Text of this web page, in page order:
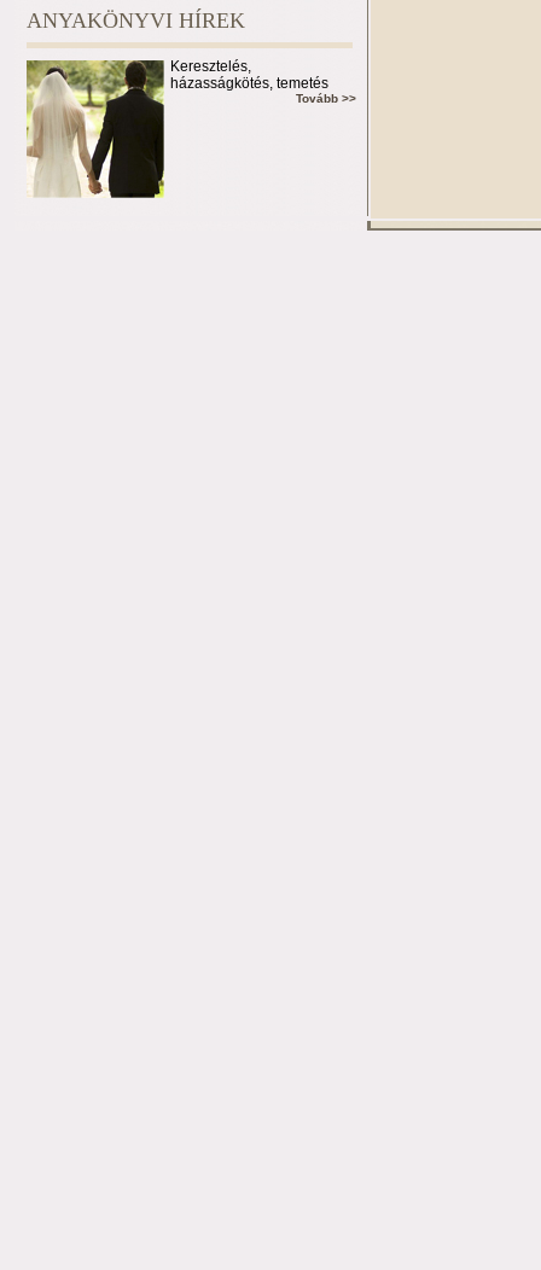
ANYAKÖNYVI HÍREK
Keresztelés,
házasságkötés, temetés
Tovább >>